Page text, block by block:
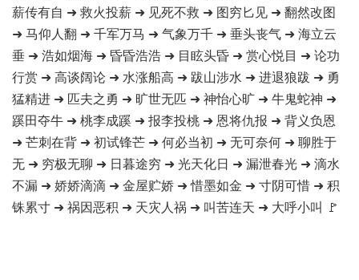
薪传有自 ➜ 救火投薪 ➜ 见死不救 ➜ 图穷匕见 ➜ 翻然改图
➜ 马仰人翻 ➜ 千军万马 ➜ 气象万千 ➜ 垂头丧气 ➜ 海立云
垂 ➜ 浩如烟海 ➜ 昏昏浩浩 ➜ 目眩头昏 ➜ 赏心悦目 ➜ 论功
行赏 ➜ 高谈阔论 ➜ 水涨船高 ➜ 跋山涉水 ➜ 进退狼跋 ➜ 勇
猛精进 ➜ 匹夫之勇 ➜ 旷世无匹 ➜ 神怡心旷 ➜ 牛鬼蛇神 ➜
蹊田夺牛 ➜ 桃李成蹊 ➜ 报李投桃 ➜ 恩将仇报 ➜ 背义负恩
➜ 芒刺在背 ➜ 初试锋芒 ➜ 何必当初 ➜ 无可奈何 ➜ 聊胜于
无 ➜ 穷极无聊 ➜ 日暮途穷 ➜ 光天化日 ➜ 漏泄春光 ➜ 滴水
不漏 ➜ 娇娇滴滴 ➜ 金屋贮娇 ➜ 惜墨如金 ➜ 寸阴可惜 ➜ 积
铢累寸 ➜ 祸因恶积 ➜ 天灾人祸 ➜ 叫苦连天 ➜ 大呼小叫 🚩